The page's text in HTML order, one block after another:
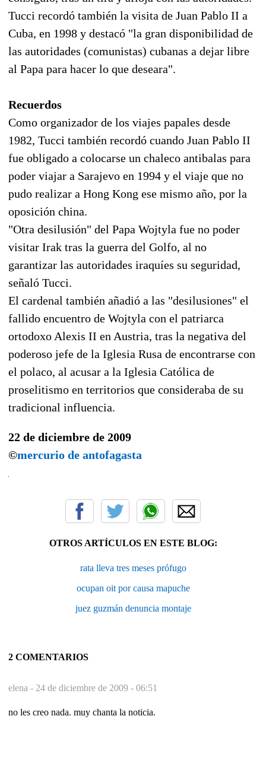
Tucci recordó también la visita de Juan Pablo II a
Cuba, en 1998 y destacó "la gran disponibilidad de
las autoridades (comunistas) cubanas a dejar libre
al Papa para hacer lo que deseara".
Recuerdos
Como organizador de los viajes papales desde
1982, Tucci también recordó cuando Juan Pablo II
fue obligado a colocarse un chaleco antibalas para
poder viajar a Sarajevo en 1994 y el viaje que no
pudo realizar a Hong Kong ese mismo año, por la
oposición china.
"Otra desilusión" del Papa Wojtyla fue no poder
visitar Irak tras la guerra del Golfo, al no
garantizar las autoridades iraquíes su seguridad,
señaló Tucci.
El cardenal también añadió a las "desilusiones" el
fallido encuentro de Wojtyla con el patriarca
ortodoxo Alexis II en Austria, tras la negativa del
poderoso jefe de la Iglesia Rusa de encontrarse con
el polaco, al acusar a la Iglesia Católica de
proselitismo en territorios que consideraba de su
tradicional influencia.
22 de diciembre de 2009
©mercurio de antofagasta
OTROS ARTÍCULOS EN ESTE BLOG:
rata lleva tres meses prófugo
ocupan oit por causa mapuche
juez guzmán denuncia montaje
2 COMENTARIOS
elena - 24 de diciembre de 2009 - 06:51
no les creo nada. muy chanta la noticia.